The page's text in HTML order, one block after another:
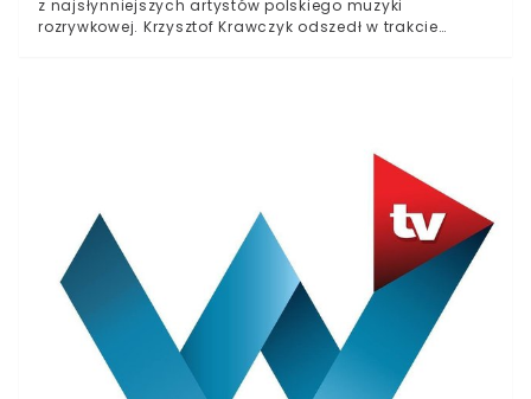
z najsłynniejszych artystów polskiego muzyki
rozrywkowej. Krzysztof Krawczyk odszedł w trakcie
muzyki pożegnałoby z pewnością tysiące fanów. Ze
względu na trwającą trzecią falę epidemii liczba
ograniczona.